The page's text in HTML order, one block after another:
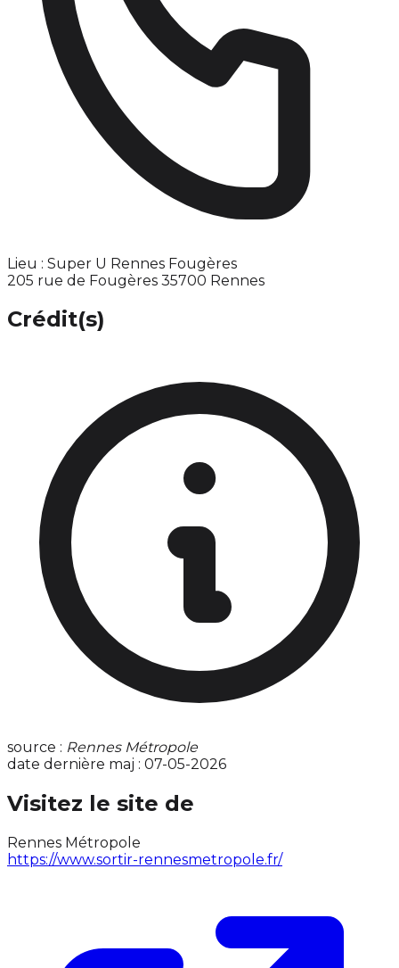
Lieu : Super U Rennes Fougères
205 rue de Fougères 35700 Rennes
Crédit(s)
source : Rennes Métropole
date dernière maj : 07-05-2026
Visitez le site de
Rennes Métropole
https://www.sortir-rennesmetropole.fr/